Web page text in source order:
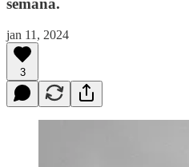
semana.
jan 11, 2024
3